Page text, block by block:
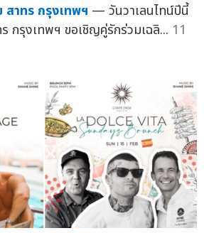
สาทร กรุงเทพฯ — วันวาเลนไทน์ปีนี้
กรุงเทพฯ ขอเชิญคู่รักร่วมเฉลิ... 11